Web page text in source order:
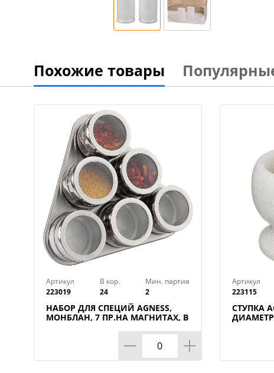
Похожие товары
Артикул
223019
В кор.
24
Мин. партия
2
НАБОР ДЛЯ СПЕЦИЙ AGNESS,
МОНБЛАН, 7 ПР.НА МАГНИТАХ, В
Артикул
223115
СТУПКА